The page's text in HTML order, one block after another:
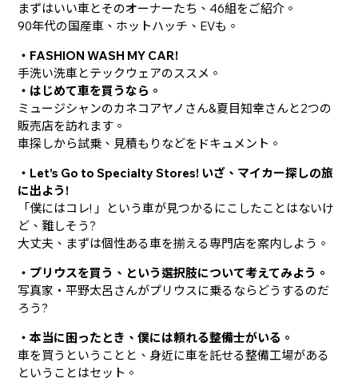
まずはいい車とそのオーナーたち、46組をご紹介。
90年代の国産車、ホットハッチ、EVも。
・FASHION WASH MY CAR!
手洗い洗車とテックウェアのススメ。
・はじめて車を買うなら。
ミュージシャンのカネコアヤノさん&夏目知幸さんと2つの
販売店を訪れます。
車探しから試乗、見積もりなどをドキュメント。
・Let’s Go to Specialty Stores! いざ、マイカー探しの旅
に出よう!
「僕にはコレ! 」という車が見つかるにこしたことはないけ
ど、難しそう?
大丈夫、まずは個性ある車を揃える専門店を案内しよう。
・プリウスを買う、という選択肢について考えてみよう。
写真家・平野太呂さんがプリウスに乗るならどうするのだ
ろう?
・本当に困ったとき、僕には頼れる整備士がいる。
車を買うということと、身近に車を託せる整備工場がある
ということはセット。